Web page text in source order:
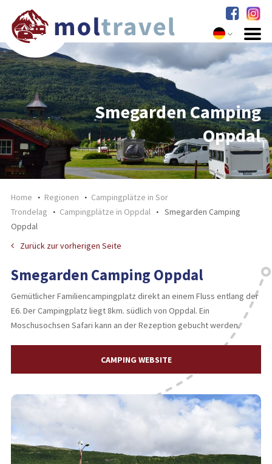
Smegarden Camping
Oppdal
Home Regionen
Campingplätze in Sor
Trondelag
Campingplätze in Oppdal
Smegarden Camping
Oppdal
Zurück zur vorherigen Seite
Smegarden Camping Oppdal
Gemütlicher Familiencampingplatz direkt an einem Fluss entlang der
E6. Der Campingplatz liegt 8km. südlich von Oppdal. Ein
Moschusochsen Safari kann an der Rezeption gebucht werden.
CAMPING WEBSITE